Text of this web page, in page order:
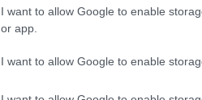
I want to allow Google to enable
or app.
I want to allow Google to enable